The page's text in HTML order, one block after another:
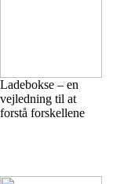
Ladebokse – en
vejledning til at
forstå forskellene